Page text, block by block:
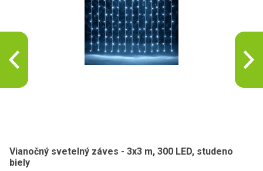
Vianočný svetelný záves - 3x3 m, 300 LED, studeno
biely